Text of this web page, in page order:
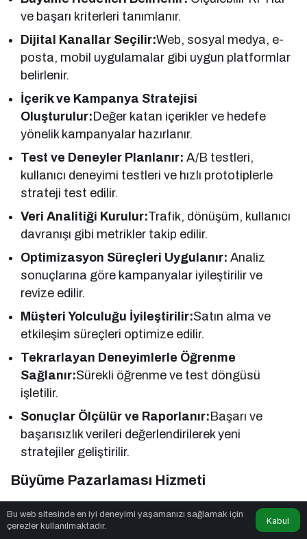
ve başarı kriterleri tanımlanır.
Dijital Kanallar Seçilir:Web, sosyal medya, e-
posta, mobil uygulamalar gibi uygun platformlar
belirlenir.
İçerik ve Kampanya Stratejisi
Oluşturulur: Değer katan içerikler ve hedefe
yönelik kampanyalar hazırlanır.
Test ve Deneyler Planlanır:A/B testleri,
kullanıcı deneyimi testleri ve hızlı prototiplerle
strateji test edilir.
Veri Analitiği Kurulur:Trafik, dönüşüm, kullanıcı
davranışı gibi metrikler takip edilir.
Optimizasyon Süreçleri Uygulanır:Analiz
sonuçlarına göre kampanyalar iyileştirilir ve
revize edilir.
Müşteri Yolculuğu İyileştirilir:Satın alma ve
etkileşim süreçleri optimize edilir.
Tekrarlayan Deneyimlerle Öğrenme
Sağlanır:Sürekli öğrenme ve test döngüsü
işletilir.
Sonuçlar Ölçülür ve Raporlanır: Başarı ve
başarısızlık verileri değerlendirilerek yeni
stratejiler geliştirilir.
Büyüme Pazarlaması Hizmeti
Büyüme Pazarlaması (Growth Marketing)
Hizmeti; işletmelerin veri odaklı çevik pazarlama
Bu web sitesinde en iyi deneyimi yaşamanızı sağlamak için
çerezler kullanılmaktadır.
Kabul